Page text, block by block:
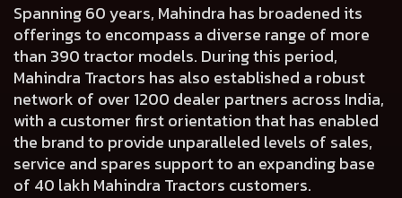
Spanning 60 years, Mahindra has broadened its
offerings to encompass a diverse range of more
than 390 tractor models. During this period,
Mahindra Tractors has also established a robust
network of over 1200 dealer partners across India,
with a customer first orientation that has enabled
the brand to provide unparalleled levels of sales,
service and spares support to an expanding base
of 40 lakh Mahindra Tractors customers.